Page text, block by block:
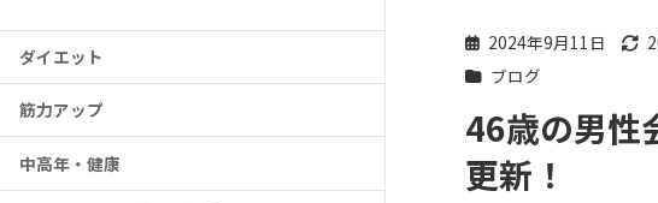
ダイエット
筋力アップ
中高年・健康
2024年9月11日
ブログ
46歳の男性
更新！